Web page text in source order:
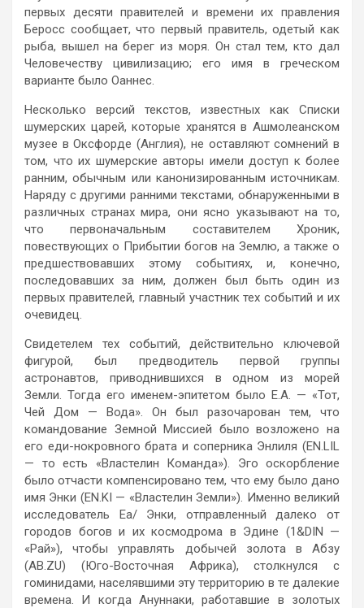
первых десяти правителей и времени их правления
Беросс сообщает, что первый правитель, одетый как
рыба, вышел на берег из моря. Он стал тем, кто дал
Человечеству цивилизацию; его имя в греческом
варианте было Оаннес.
Несколько версий текстов, известных как Списки
шумерских царей, которые хранятся в Ашмолеанском
музее в Оксфорде (Англия), не оставляют сомнений в
том, что их шумерские авторы имели доступ к более
ранним, обычным или канонизированным источникам.
Наряду с другими ранними текстами, обнаруженными в
различных странах мира, они ясно указывают на то,
что первоначальным составителем Хроник,
повествующих о Прибытии богов на Землю, а также о
предшествовавших этому событиях, и, конечно,
последовавших за ним, должен был быть один из
первых правителей, главный участник тех событий и их
очевидец.
Свидетелем тех событий, действительно ключевой
фигурой, был предводитель первой группы
астронавтов, приводнившихся в одном из морей
Земли. Тогда его именем-эпитетом было Е.А. — «Тот,
Чей Дом — Вода». Он был разочарован тем, что
командование Земной Миссией было возложено на
его еди-нокровного брата и соперника Энлиля (EN.LIL
— то есть «Властелин Команда»). Эго оскорбление
было отчасти компенсировано тем, что ему было дано
имя Энки (EN.KI — «Властелин Земли»). Именно великий
исследователь Еа/ Энки, отправленный далеко от
городов богов и их космодрома в Эдине (1&DIN —
«Рай»), чтобы управлять добычей золота в Абзу
(AB.ZU) (Юго-Восточная Африка), столкнулся с
гоминидами, населявшими эту территорию в те далекие
времена. И когда Ануннаки, работавшие в золотых